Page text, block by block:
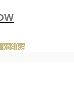
košíka